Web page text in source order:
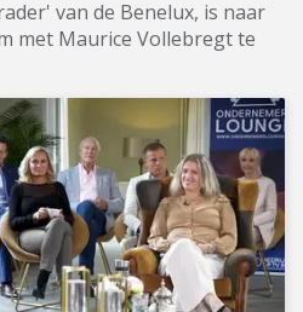
van de Benelux, is naar
met Maurice Vollebregt te
op de Amerikaanse
abonnees,
dan 10.000 tevreden
met recht gezien als
Benelux. Vanuit zijn
leren Kevin en zijn
hoe zij winstgevend
als een